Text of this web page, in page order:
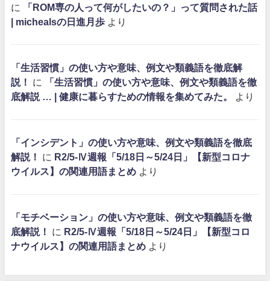
に
「ROM専の人って何がしたいの？」って質問された話
| michealsの日進月歩 より
「生活習慣」の使い方や意味、例文や類義語を徹底解
説！
に
「生活習慣」の使い方や意味、例文や類義語を徹
底解説 … | 健康に暮らすための情報を集めてみた。
より
「インシデント」の使い方や意味、例文や類義語を徹底
解説！
に R2/5-Ⅳ週報「5/18日～5/24日」【新型コロナ
ウイルス】の関連用語まとめ より
「モチベーション」の使い方や意味、例文や類義語を徹
底解説！
に R2/5-Ⅳ週報「5/18日～5/24日」【新型コロ
ナウイルス】の関連用語まとめ より